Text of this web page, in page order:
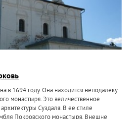
в 1694 году. Она находится неподалеку
монастыря. Это величественное
Суздаля. В ее стиле